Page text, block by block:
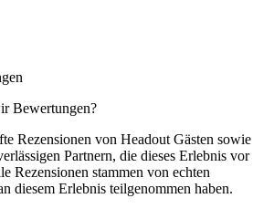
Bewertungen?
Rezensionen von Headout Gästen sowie
Partnern, die dieses Erlebnis vor
Rezensionen stammen von echten
diesem Erlebnis teilgenommen haben.